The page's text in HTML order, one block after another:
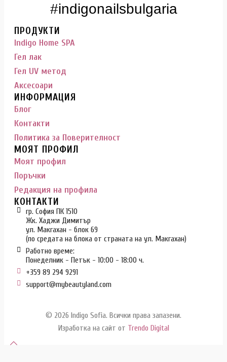
#indigonailsbulgaria
ПРОДУКТИ
Indigo Home SPA
Гел лак
Гел UV метод
Аксесоари
ИНФОРМАЦИЯ
Блог
Контакти
Политика за Поверителност
МОЯТ ПРОФИЛ
Моят профил
Поръчки
Редакция на профила
КОНТАКТИ
гр. София ПК 1510
Жк. Хаджи Димитър
ул. Макгахан - блок 69
(по средата на блока от страната на ул. Макгахан)
Работно време:
Понеделник - Петък - 10:00 - 18:00 ч.
+359 89 294 9291
support@mybeautyland.com
© 2026 Indigo Sofia. Всички права запазени.
Изработка на сайт от Trendo Digital